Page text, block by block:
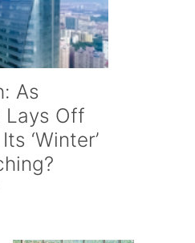
As
Lays Off
‘Winter’